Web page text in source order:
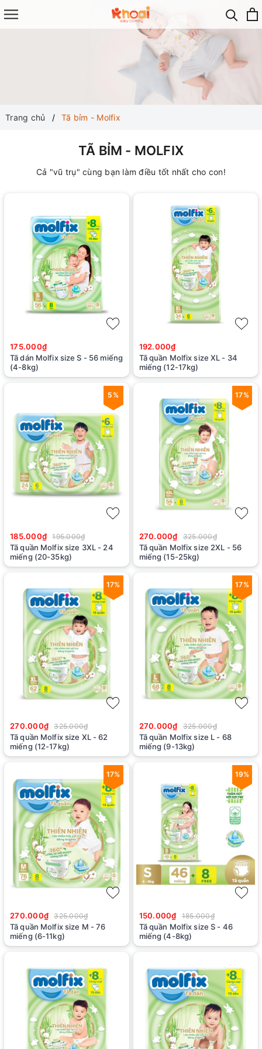
Trang chủ Tã bỉm - Molfix
TÃ BỈM - MOLFIX
Cả "vũ trụ" cùng bạn làm điều tốt nhất cho con!
175.000₫
Tã dán Molfix size S - 56 miếng
(4-8kg)
192.000₫
Tã quần Molfix size XL - 34
miếng (12-17kg)
5%
185.000₫ 195.000₫
Tã quần Molfix size 3XL - 24
miếng (20-35kg)
17%
270.000₫ 325.000₫
Tã quần Molfix size 2XL - 56
miếng (15-25kg)
17%
270.000₫ 325.000₫
Tã quần Molfix size XL - 62
miếng (12-17kg)
17%
270.000₫ 325.000₫
Tã quần Molfix size L - 68
miếng (9-13kg)
17%
270.000₫ 325.000₫
Tã quần Molfix size M - 76
miếng (6-11kg)
19%
150.000₫ 185.000₫
Tã quần Molfix size S - 46
miếng (4-8kg)